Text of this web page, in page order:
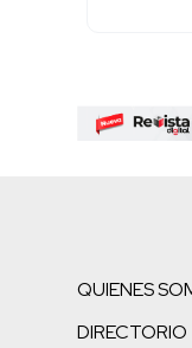
QUIENES
DIRECTORIO